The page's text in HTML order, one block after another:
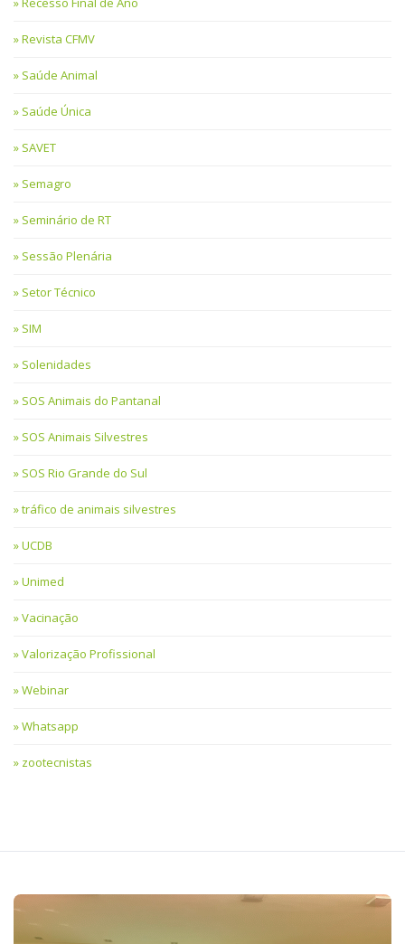
Revista CFMV
Saúde Animal
Saúde Única
SAVET
Semagro
Seminário de RT
Sessão Plenária
Setor Técnico
SIM
Solenidades
SOS Animais do Pantanal
SOS Animais Silvestres
SOS Rio Grande do Sul
tráfico de animais silvestres
UCDB
Unimed
Vacinação
Valorização Profissional
Webinar
Whatsapp
zootecnistas